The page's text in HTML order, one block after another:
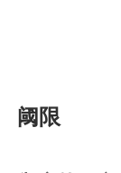
阈限